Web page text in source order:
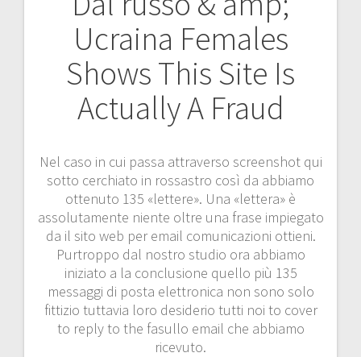
Ucraina Females
Shows This Site Is
Actually A Fraud
Nel caso in cui passa attraverso screenshot qui
sotto cerchiato in rossastro così da abbiamo
ottenuto 135 «lettere». Una «lettera» è
assolutamente niente oltre una frase impiegato
da il sito web per email comunicazioni ottieni.
Purtroppo dal nostro studio ora abbiamo
iniziato a la conclusione quello più 135
messaggi di posta elettronica non sono solo
fittizio tuttavia loro desiderio tutti noi to cover
to reply to the fasullo email che abbiamo
ricevuto.